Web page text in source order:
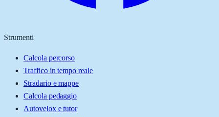
Strumenti
Calcola percorso
Traffico in tempo reale
Stradario e mappe
Calcola pedaggio
Autovelox e tutor